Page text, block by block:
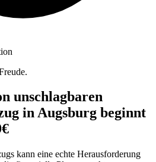
unschlagbaren
in Augsburg beginnt
kann eine echte Herausforderung